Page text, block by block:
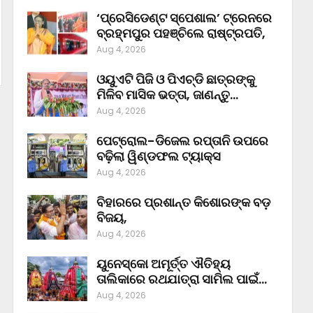
‘ପ୍ରେସିଡେଣ୍ଟ ସ୍ପେଶାଲ’ ଟ୍ରେନରେ
ବ୍ରହ୍ମପୁର ପହଞ୍ଚିଲେ ରାଷ୍ଟ୍ରପତି,
Aug 4, 2026
ଓୟୁଏଟି ପିଜି ଓ ପିଏଚ୍‌ଡି ଛାତ୍ରଙ୍କୁ
ମିଳିବ ମାସିକ ଭତ୍ତା, ଜାଣନ୍ତୁ…
Aug 4, 2026
ପେଟ୍ରୋଲ-ଡିଜେଲ ରପ୍ତାନି ଉପରେ
ବଢ଼ିଲା ୱିଣ୍ଡଫଲ ଟ୍ୟାକ୍ସ
Aug 4, 2026
ବିହାରରେ ପ୍ରଶାନ୍ତ କିଶୋରଙ୍କ ବଡ଼
ବିଜୟ,
Aug 4, 2026
ୟୁନେସ୍କୋ ଅମୂର୍ତ୍ତ ଐତିହ୍ୟ
ତାଲିକାରେ ରଥଯାତ୍ରା ସାମିଲ ପାଇଁ…
Aug 4, 2026